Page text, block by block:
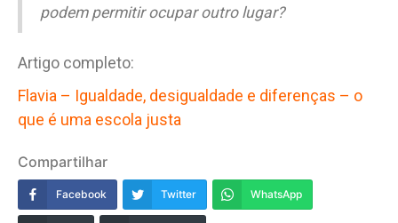
podem permitir ocupar outro lugar?
Artigo completo:
Flavia – Igualdade, desigualdade e diferenças – o
que é uma escola justa
Compartilhar
Facebook Twitter WhatsApp